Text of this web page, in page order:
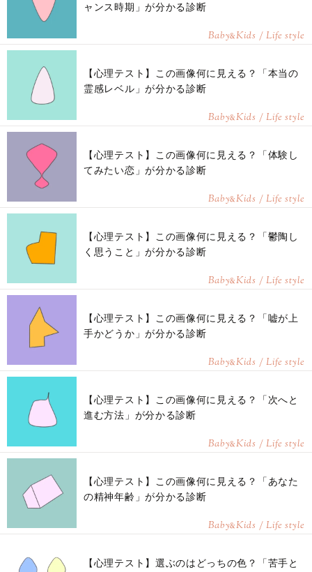
ャンス時期」が分かる診断
Baby&Kids / Life style
【心理テスト】この画像何に見える？「本当の
霊感レベル」が分かる診断
Baby&Kids / Life style
【心理テスト】この画像何に見える？「体験し
てみたい恋」が分かる診断
Baby&Kids / Life style
【心理テスト】この画像何に見える？「鬱陶し
く思うこと」が分かる診断
Baby&Kids / Life style
【心理テスト】この画像何に見える？「嘘が上
手かどうか」が分かる診断
Baby&Kids / Life style
【心理テスト】この画像何に見える？「次へと
進む方法」が分かる診断
Baby&Kids / Life style
【心理テスト】この画像何に見える？「あなた
の精神年齢」が分かる診断
Baby&Kids / Life style
【心理テスト】選ぶのはどっちの色？「苦手と